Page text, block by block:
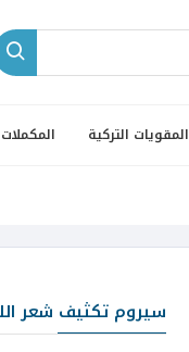
المقويات التركية
سيروم تكثيف شعر